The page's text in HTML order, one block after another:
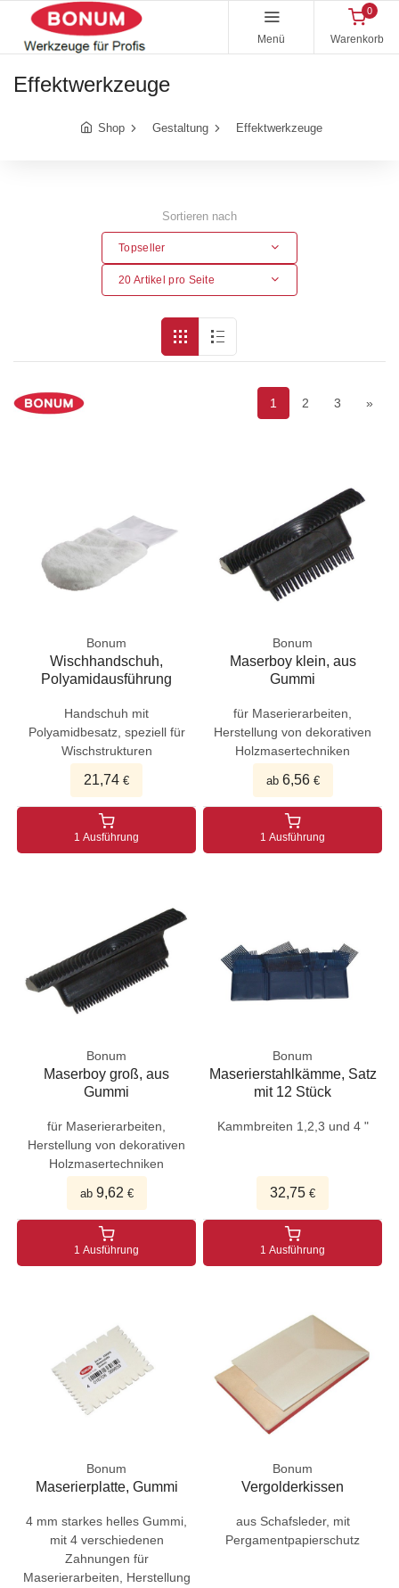
Menü
0
Warenkorb
Effektwerkzeuge
Shop Gestaltung Effektwerkzeuge
Sortieren nach
Topseller
20 Artikel pro Seite
1 2 3 »
Bonum
Wischhandschuh,
Polyamidausführung
Handschuh mit
Polyamidbesatz, speziell für
Wischstrukturen
21,74 €
1 Ausführung
Bonum
Maserboy klein, aus
Gummi
für Maserierarbeiten,
Herstellung von dekorativen
Holzmasertechniken
ab 6,56€
1 Ausführung
Bonum
Maserboy groß, aus
Gummi
für Maserierarbeiten,
Herstellung von dekorativen
Holzmasertechniken
ab 9,62 €
1 Ausführung
Bonum
Maserierstahlkämme, Satz
mit 12 Stück
Kammbreiten 1,2,3 und 4 "
32,75 €
1 Ausführung
Bonum
Maserierplatte, Gummi
4 mm starkes helles Gummi,
mit 4 verschiedenen
Zahnungen für
Maserierarbeiten, Herstellung
Bonum
Vergolderkissen
aus Schafsleder, mit
Pergamentpapierschutz